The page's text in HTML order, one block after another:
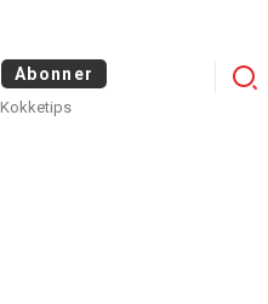
Abonner
Kokketips
Logg